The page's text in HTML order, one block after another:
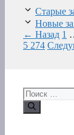
Старые
Новые
← Назад 1
5 274
Поиск: